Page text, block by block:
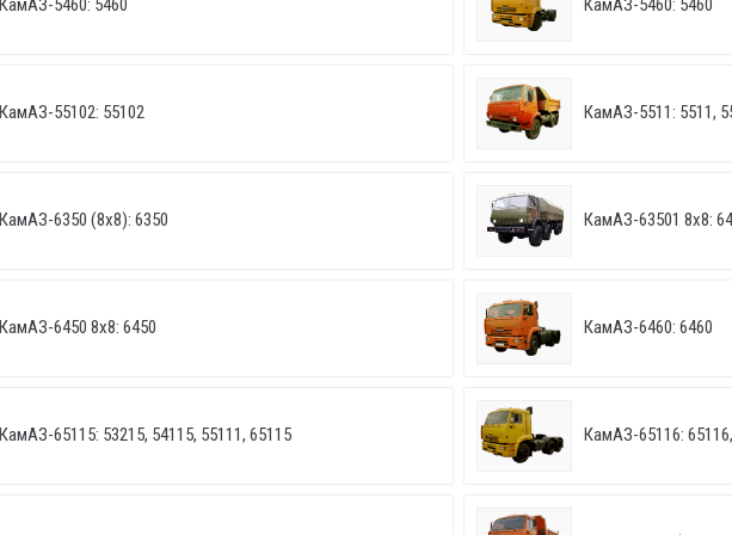
КамАЗ-5460: 5460 КамАЗ-5460: 5460
КамАЗ-55102: 55102 КамАЗ-5511: 5511,
КамАЗ-6350 (8х8): 6350 КамАЗ-63501 8х8:
КамАЗ-6450 8х8: 6450 КамАЗ-6460: 6460
КамАЗ-65115: 53215, 54115, 55111, 65115 КамАЗ-65116: